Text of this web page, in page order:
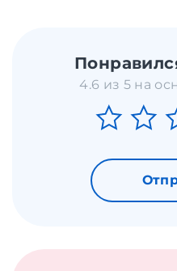
4.6 из 5 на